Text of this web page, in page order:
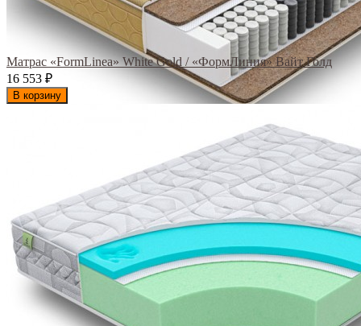
Матрас «FormLinea» White Gold / «ФормЛиния» Вайт Голд
16 553 ₽
В корзину